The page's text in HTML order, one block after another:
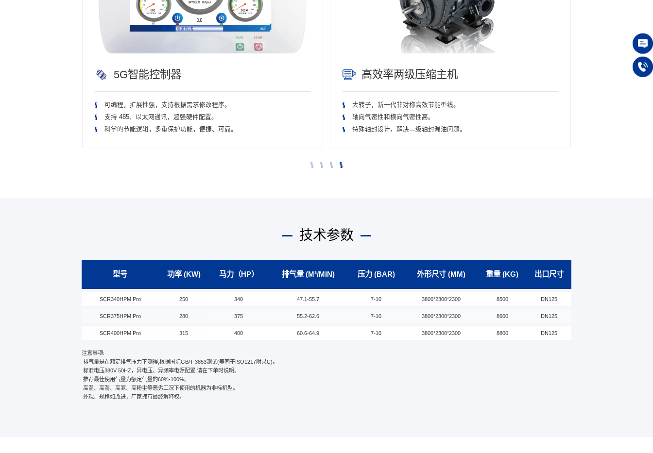
5G智能控制器
可编程，扩展性强，支持根据需求修改程序。
支持 485、以太网通讯，超强硬件配置。
科学的节能逻辑，多重保护功能，便捷、可靠。
高效率两级压缩主机
大转子，新一代非对称高效节能型线。
轴向气密性和横向气密性高。
特殊轴封设计，解决二级轴封漏油问题。
高效率
技术参数
型号 功率 (KW) 马力（HP） 排气量 (M³/MIN) 压力 (BAR) 外形尺寸 (MM) 重量 (KG) 出口尺寸
SCR340HPM Pro 250 340 47.1-55.7 7-10 3800*2300*2300 8500 DN125
SCR375HPM Pro 280 375 55.2-62.6 7-10 3800*2300*2300 8600 DN125
SCR400HPM Pro 315 400 60.6-64.9 7-10 3800*2300*2300 8800 DN125
注意事项:
排气量是在额定排气压力下测得,根据国际GB/T 3853测试(等同于ISO1217附录C)。
标准电压380V 50HZ，异电压、异频率电源配置,请在下单时说明。
推荐最佳使用气量为额定气量的60%-100%。
高温、高湿、高寒、高粉尘等恶劣工况下使用的机器为非标机型。
外观、规格如改进，厂家拥有最终解释权。
在线咨